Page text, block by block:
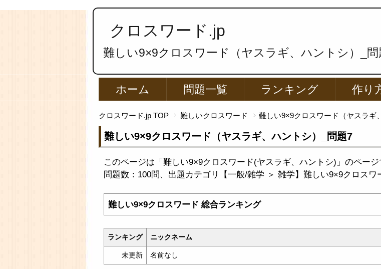
クロスワード.jp
難しい9×9クロスワード（ヤスラギ、ハントシ）_問
ホーム 問題一覧 ランキング 作り
クロスワード.jp TOP 難しいクロスワード 難しい9×9クロスワード（ヤスラギ
難しい9×9クロスワード（ヤスラギ、ハントシ）_問題7
このページは「難しい9×9クロスワード(ヤスラギ、ハントシ)」のページ
問題数：100問、出題カテゴリ【一般/雑学 ＞ 雑学】難しい9×9クロスワ
難しい9×9クロスワード 総合ランキング
ランキング ニックネーム
未更新 名前なし